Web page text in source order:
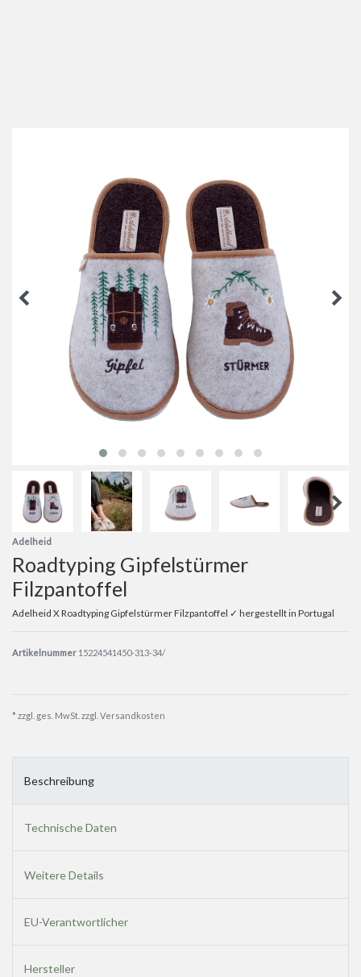
Adelheid
Roadtyping Gipfelstürmer
Filzpantoffel
Adelheid X Roadtyping Gipfelstürmer Filzpantoffel ✓ hergestellt in Portugal
Artikelnummer 15224541450-313-34/
* zzgl. ges. MwSt. zzgl. Versandkosten
Beschreibung
Technische Daten
Weitere Details
EU-Verantwortlicher
Hersteller